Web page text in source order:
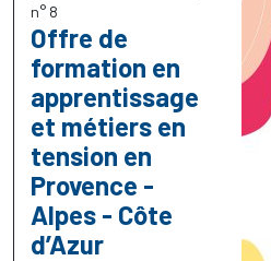
n° 8
Offre de
formation en
apprentissage
et métiers en
tension en
Provence -
Alpes - Côte
d’Azur